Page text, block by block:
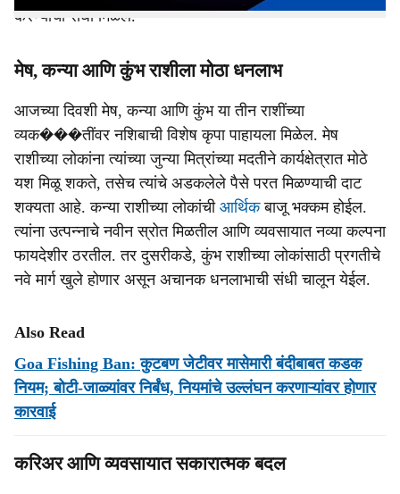
करण्याची संधी मिळेल.
मेष, कन्या आणि कुंभ राशीला मोठा धनलाभ
आजच्या दिवशी मेष, कन्या आणि कुंभ या तीन राशींच्या
व्यक���तींवर नशिबाची विशेष कृपा पाहायला मिळेल. मेष
राशीच्या लोकांना त्यांच्या जुन्या मित्रांच्या मदतीने कार्यक्षेत्रात मोठे
यश मिळू शकते, तसेच त्यांचे अडकलेले पैसे परत मिळण्याची दाट
शक्यता आहे. कन्या राशीच्या लोकांची आर्थिकबाजू भक्कम होईल.
त्यांना उत्पन्नाचे नवीन स्रोत मिळतील आणि व्यवसायात नव्या कल्पना
फायदेशीर ठरतील. तर दुसरीकडे, कुंभ राशीच्या लोकांसाठी प्रगतीचे
नवे मार्ग खुले होणार असून अचानक धनलाभाची संधी चालून येईल.
Also Read
Goa Fishing Ban: कुटबण जेटीवर मासेमारी बंदीबाबत कडक
नियम; बोटी-जाळ्यांवर निर्बंध, नियमांचे उल्लंघन करणाऱ्यांवर होणार
कारवाई
करिअर आणि व्यवसायात सकारात्मक बदल